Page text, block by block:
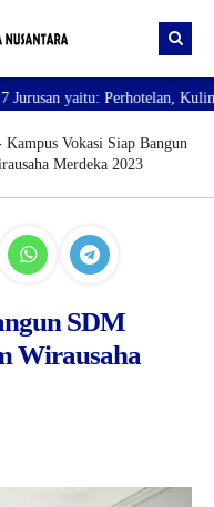
Perhotelan, Kuliner,
Kampus Vokasi Siap Bangun
Merdeka 2023
SDM
Wirausaha